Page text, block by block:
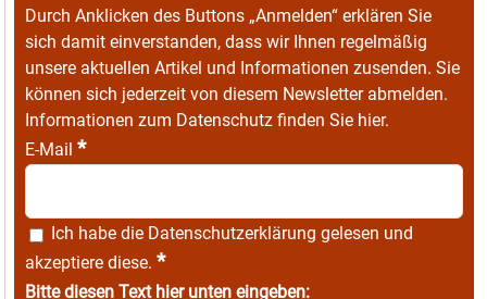
Durch Anklicken des Buttons „Anmelden“ erklären Sie
sich damit einverstanden, dass wir Ihnen regelmäßig
unsere aktuellen Artikel und Informationen zusenden. Sie
können sich jederzeit von diesem Newsletter abmelden.
Informationen zum Datenschutz finden Sie hier.
E-Mail *
Ich habe die Datenschutzerklärung gelesen und
akzeptiere diese. *
Bitte diesen Text hier unten eingeben: